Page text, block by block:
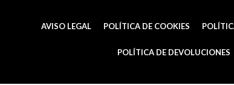
AVISO LEGAL POLÍTICA DE COOKIES
POLÍTICA DE DEVOLUCIONES